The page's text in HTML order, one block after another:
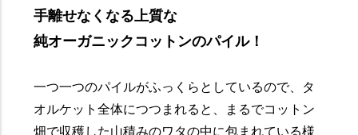
手離せなくなる上質な
純オーガニックコットンのパイル！
一つ一つのパイルがふっくらとしているので、タ
オルケット全体につつまれると、まるでコットン
畑で収穫した山積みのワタの中に包まれている様